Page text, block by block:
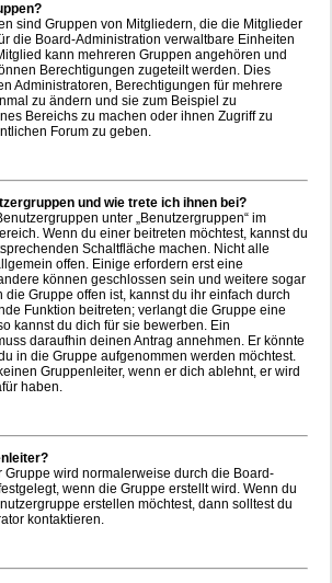
sind Gruppen von Mitgliedern, die die Mitglieder
die Board-Administration verwaltbare Einheiten
kann mehreren Gruppen angehören und
Berechtigungen zugeteilt werden. Dies
Administratoren, Berechtigungen für mehrere
zu ändern und sie zum Beispiel zu
Bereichs zu machen oder ihnen Zugriff zu
Forum zu geben.
und wie trete ich ihnen bei?
unter „Benutzergruppen“ im
Wenn du einer beitreten möchtest, kannst du
Schaltfläche machen. Nicht alle
offen. Einige erfordern erst eine
können geschlossen sein und weitere sogar
die Gruppe offen ist, kannst du ihr einfach durch
Funktion beitreten; verlangt die Gruppe eine
kannst du dich für sie bewerben. Ein
daraufhin deinen Antrag annehmen. Er könnte
in die Gruppe aufgenommen werden möchtest.
Gruppenleiter, wenn er dich ablehnt, er wird
haben.
Gruppe wird normalerweise durch die Board-
wenn die Gruppe erstellt wird. Wenn du
erstellen möchtest, dann solltest du
kontaktieren.